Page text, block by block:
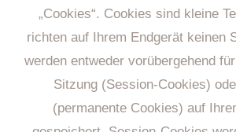
„Cookies“. Cookies sind kleine
richten auf Ihrem Endgerät keinen
werden entweder vorübergehend
Sitzung (Session-Cookies)
(permanente Cookies) auf